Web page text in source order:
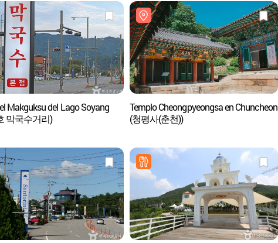
Makguksu del Lago Soyang
막국수거리)
Templo Cheongpyeongsa en Chuncheon
(청평사(춘천))